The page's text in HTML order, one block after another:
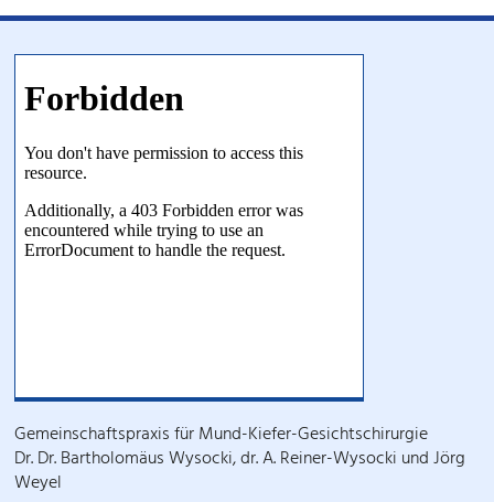
Gemeinschaftspraxis für Mund-Kiefer-Gesichtschirurgie
Dr. Dr. Bartholomäus Wysocki, dr. A. Reiner-Wysocki und Jörg
Weyel